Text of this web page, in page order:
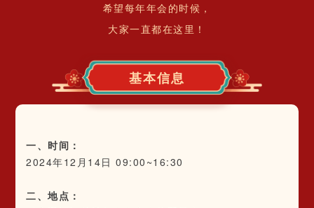
希望每年年会的时候，
大家一直都在这里！
基本信息
一、时间：
2024年12月14日 09:00~16:30
二、地点：